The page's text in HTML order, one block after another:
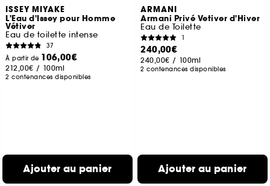
ISSEY MIYAKE
L'Eau d'Issey pour Homme
Vétiver
Eau de toilette intense
37
À partir de 106,00€
212,00€ / 100ml
2 contenances disponibles
Ajouter au panier
ARMANI
Armani Privé Vetiver d'Hiver
Eau de Toilette
1
240,00€
240,00€ / 100ml
2 contenances disponibles
Ajouter au panier